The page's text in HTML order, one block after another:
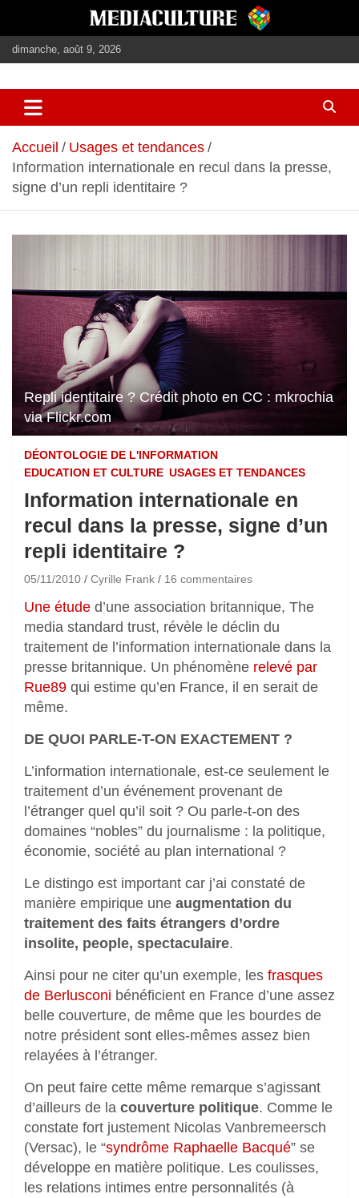
contenu
dimanche, août 9, 2026
mediaculture
Accueil
Usages et tendances
Information internationale en recul dans la presse,
signe d’un repli identitaire ?
Repli identitaire ? Crédit photo en CC : mkrochia
via Flickr.com
DÉONTOLOGIE DE L'INFORMATION
EDUCATION ET CULTURE USAGES ET TENDANCES
Information internationale en
recul dans la presse, signe d’un
repli identitaire ?
05/11/2010 Cyrille Frank 16 commentaires
Une étude d’une association britannique, The
media standard trust, révèle le déclin du
traitement de l’information internationale dans la
presse britannique. Un phénomène relevé par
Rue89 qui estime qu’en France, il en serait de
même.
DE QUOI PARLE-T-ON EXACTEMENT ?
L’information internationale, est-ce seulement le
traitement d’un événement provenant de
l’étranger quel qu’il soit ? Ou parle-t-on des
domaines “nobles” du journalisme : la politique,
économie, société au plan international ?
Le distingo est important car j’ai constaté de
manière empirique une augmentation du
traitement des faits étrangers d’ordre
insolite, people, spectaculaire.
Ainsi pour ne citer qu’un exemple, les frasques
de Berlusconi bénéficient en France d’une assez
belle couverture, de même que les bourdes de
notre président sont elles-mêmes assez bien
relayées à l’étranger.
On peut faire cette même remarque s’agissant
d’ailleurs de la couverture politique. Comme le
constate fort justement Nicolas Vanbremeersch
(Versac), le “syndrôme Raphaelle Bacqué” se
développe en matière politique. Les coulisses,
les relations intimes entre personnalités (à